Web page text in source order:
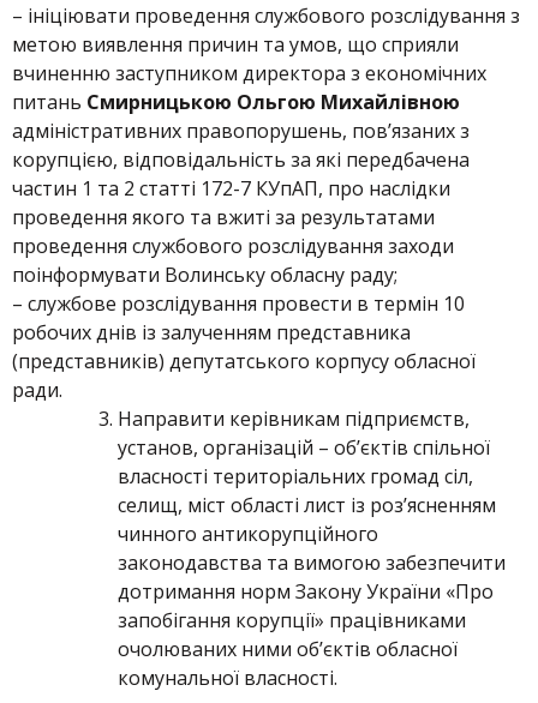
– ініціювати проведення службового розслідування з
метою виявлення причин та умов, що сприяли
вчиненню заступником директора з економічних
питань Смирницькою Ольгою Михайлівною
адміністративних правопорушень, пов’язаних з
корупцією, відповідальність за які передбачена
частин 1 та 2 статті 172-7 КУпАП, про наслідки
проведення якого та вжиті за результатами
проведення службового розслідування заходи
поінформувати Волинську обласну раду;
– службове розслідування провести в термін 10
робочих днів із залученням представника
(представників) депутатського корпусу обласної
ради.
Направити керівникам підприємств,
установ, організацій – об’єктів спільної
власності територіальних громад сіл,
селищ, міст області лист із роз’ясненням
чинного антикорупційного
законодавства та вимогою забезпечити
дотримання норм Закону України «Про
запобігання корупції» працівниками
очолюваних ними об’єктів обласної
комунальної власності.